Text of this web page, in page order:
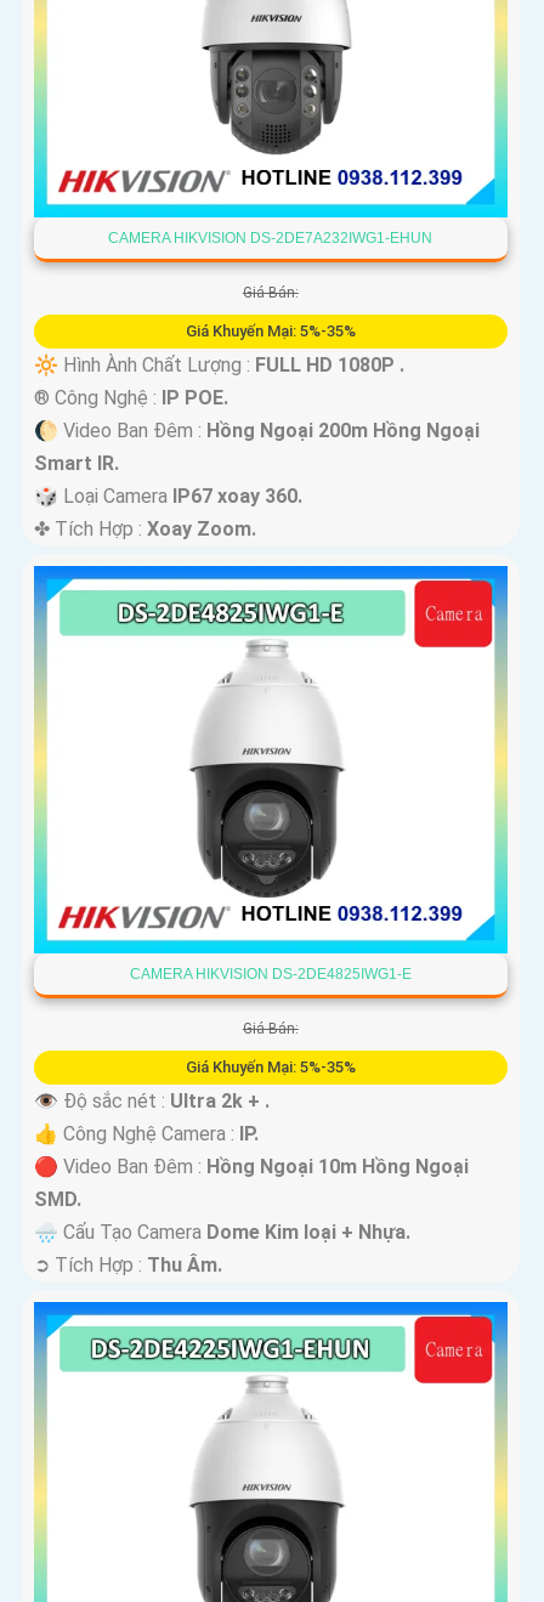
CAMERA HIKVISION DS-2DE7A232IWG1-EHUN
Giá Bán:
Giá Khuyến Mại: 5%-35%
🔆 Hình Ành Chất Lượng : FULL HD 1080P .
®️ Công Nghệ : IP POE.
🌔 Video Ban Đêm : Hồng Ngoại 200m Hồng Ngoại
Smart IR.
🎲 Loại Camera IP67 xoay 360.
️✤ Tích Hợp : Xoay Zoom.
CAMERA HIKVISION DS-2DE4825IWG1-E
Giá Bán:
Giá Khuyến Mại: 5%-35%
👁 Độ sắc nét : Ultra 2k + .
👍 Công Nghệ Camera : IP.
🔴 Video Ban Đêm : Hồng Ngoại 10m Hồng Ngoại
SMD.
🌧️ Cấu Tạo Camera Dome Kim loại + Nhựa.
️➲ Tích Hợp : Thu Âm.